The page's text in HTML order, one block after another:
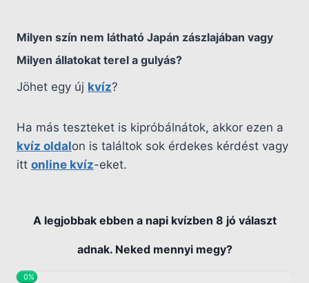
Milyen szín nem látható Japán zászlajában vagy
Milyen állatokat terel a gulyás?
Jöhet egy új kvíz?
Ha más teszteket is kipróbálnátok, akkor ezen a
kvíz oldalon is találtok sok érdekes kérdést vagy
itt online kvíz-eket.
A legjobbak ebben a napi kvízben 8 jó választ
adnak. Neked mennyi megy?
0%